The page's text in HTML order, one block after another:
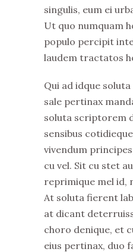
singulis, eum ei
Ut quo numquam
populo percipit
laudem tractatos
Qui ad idque
sale pertinax
soluta scriptorem
sensibus
vivendum
cu vel. Sit cu stet
reprimique mel id,
At soluta fierent
at dicant
choro denique, et
eius pertinax, duo